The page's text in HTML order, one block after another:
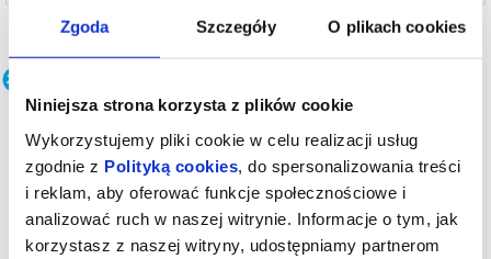
Zgoda Szczegóły O plikach cookies
Niniejsza strona korzysta z plików cookie
Wykorzystujemy pliki cookie w celu realizacji usług
zgodnie z Polityką cookies , do spersonalizowania treści
i reklam, aby oferować funkcje społecznościowe i
analizować ruch w naszej witrynie. Informacje o tym, jak
korzystasz z naszej witryny, udostępniamy partnerom